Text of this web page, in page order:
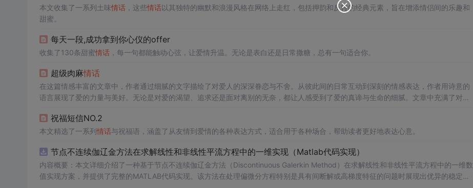
本文收集了一系列土味情话，这些情话以其独特的幽默和浪漫风格在网络上走红，包括押韵和反转的经典元素，旨在增添情侣间的乐趣和
甜蜜。
每天一段,成功拿到你心仪的offer
收集了130条甜蜜情话，每一句都能触动心弦，让爱情升温。无论是表白还是日常撒糖，总有一句适合你。
超级肉麻情话
在这篇情感丰富的文章中，作者通过细腻的文字描绘了对爱人的深深眷恋与不舍。从彼此间的日常互动到深刻的情感表达，作者用诗意的
语言展现了爱的力量与美好。无论是对爱的渴望、追求还是面对离别的无奈，都让人感受到了爱的真谛与生命的细腻。文章中充满了对过
前人，用心感受生活的每一刻。
祝福短信NO.2
本文精选了一系列情话与祝福语，涵盖了从友情到爱情的各种表达方式，适合用于各种场合，帮助读者更好地表达心意。
节点不连续伽辽金方法在求解线性和非线性平流方程中的一维实现（Matlab代码实现）
内容概要：本文详细介绍了一种基于节点不连续伽辽金方法（Discontinuous Galerkin Method）在求解线性和非线性平流方程中的一维数
值实现方案，并提供了完整的MATLAB代码实现。该方法在处理偏微分方程特别是具有间断解或高梯度特征的问题时展现出优异的稳定性